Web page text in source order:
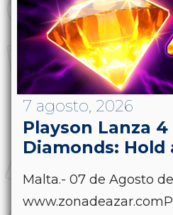
7 agosto, 2026
Playson Lanza
Diamonds: Hold
Malta.- 07 de Agosto